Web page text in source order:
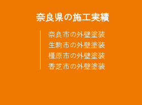
奈良県の施工実績
奈良市の外壁塗装
生駒市の外壁塗装
橿原市の外壁塗装
香芝市の外壁塗装